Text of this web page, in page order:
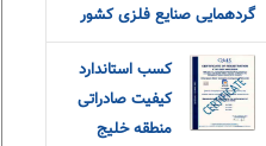
گردهمایی صنایع فلزی کشور
کسب استاندارد
کیفیت صادراتی
منطقه خلیج